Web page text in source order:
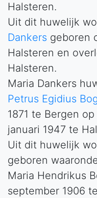
Halsteren.
Uit dit huwelijk
Dankers geboren
Halsteren en
Halsteren.
Maria Dankers
Petrus Egidius
1871 te Bergen
januari 1947 te
Uit dit huwelijk
geboren
Maria Hendrikus
september 1906